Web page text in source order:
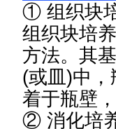
① 组织块
组织块培
方法。其
(或皿)中
着于瓶壁
② 消化培